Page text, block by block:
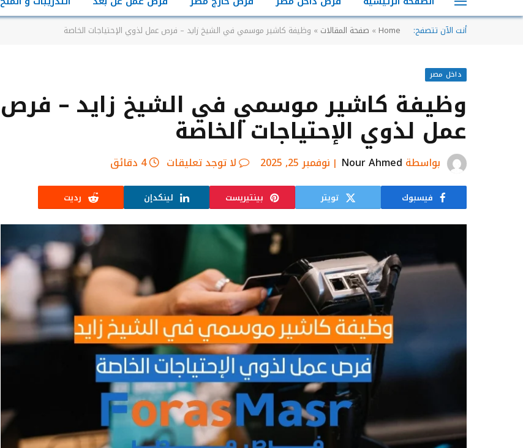
أنت الآن تتصفح: Home
» صفحة المقالات » وظيفة كاشير موسمي في الشيخ زايد – فرص عمل لذوي الإحتياجات الخاصة
داخل مصر
وظيفة كاشير موسمي في الشيخ زايد – فرص
عمل لذوي الإحتياجات الخاصة
بواسطة Nour Ahmed نوفمبر 25, 2025 لا توجد تعليقات 4 دقائق
فيسبوك تويتر بينتيريست لينكدإن رديت